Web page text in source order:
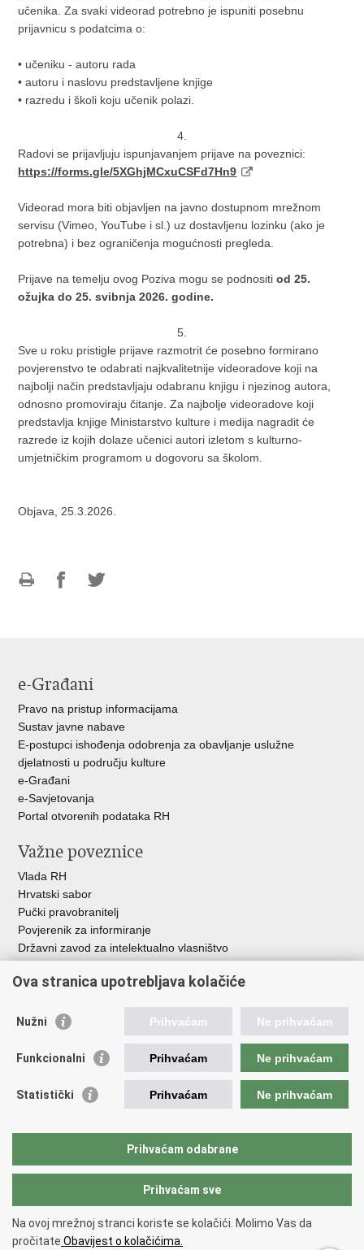
učenika. Za svaki videorad potrebno je ispuniti posebnu
prijavnicu s podatcima o:
• učeniku - autoru rada
• autoru i naslovu predstavljene knjige
• razredu i školi koju učenik polazi.
4.
Radovi se prijavljuju ispunjavanjem prijave na poveznici:
https://forms.gle/5XGhjMCxuCSFd7Hn9
Videorad mora biti objavljen na javno dostupnom mrežnom
servisu (Vimeo, YouTube i sl.) uz dostavljenu lozinku (ako je
potrebna) i bez ograničenja mogućnosti pregleda.
Prijave na temelju ovog Poziva mogu se podnositiod 25.
ožujka do 25. svibnja 2026. godine.
5.
Sve u roku pristigle prijave razmotrit će posebno formirano
povjerenstvo te odabrati najkvalitetnije videoradove koji na
najbolji način predstavljaju odabranu knjigu i njezinog autora,
odnosno promoviraju čitanje. Za najbolje videoradove koji
predstavlja knjige Ministarstvo kulture i medija nagradit će
razrede iz kojih dolaze učenici autori izletom s kulturno-
umjetničkim programom u dogovoru sa školom.
Objava, 25.3.2026.
e-Građani
Pravo na pristup informacijama
Sustav javne nabave
E-postupci ishođenja odobrenja za obavljanje uslužne
djelatnosti u području kulture
e-Građani
e-Savjetovanja
Portal otvorenih podataka RH
Važne poveznice
Vlada RH
Hrvatski sabor
Pučki pravobranitelj
Povjerenik za informiranje
Državni zavod za intelektualno vlasništvo
HAKOM
Ostale poveznice
Hrvatski audiovizualni centar
Creative Europe
EU National Institutes for Culture
Međunarodni centar za podvodnu arheologiju u Zadru (MCPA)
Copyright © 2026 Ministarstvo kulture i medija.
Ova stranica upotrebljava kolačiće
Nužni Prihvaćam Ne prihvaćam
Funkcionalni Prihvaćam Ne prihvaćam
Statistički Prihvaćam Ne prihvaćam
Prihvaćam odabrane
Prihvaćam sve
Na ovoj mrežnoj stranci koriste se kolačići. Molimo Vas da
pročitate Obavijest o kolačićima.